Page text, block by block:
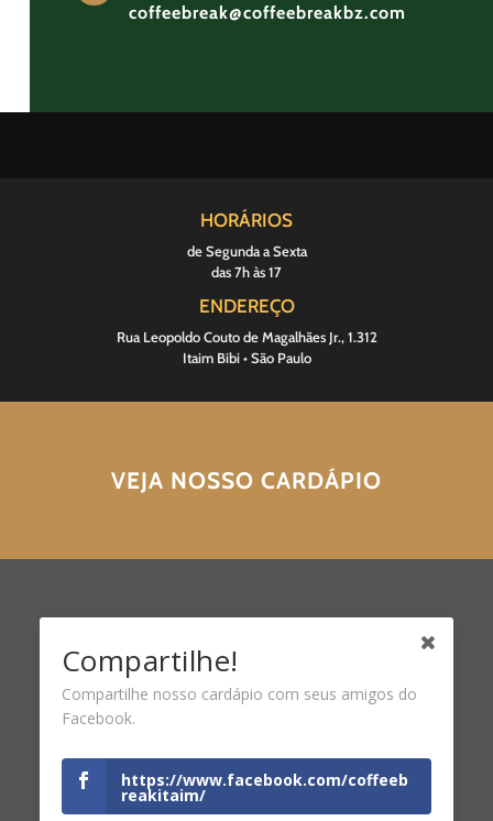
coffeebreak@coffeebreakbz.com
HORÁRIOS
de Segunda a Sexta
das 7h às 17
ENDEREÇO
Rua Leopoldo Couto de Magalhães Jr., 1.312
Itaim Bibi • São Paulo
VEJA NOSSO CARDÁPIO
Compartilhe!
Compartilhe nosso cardápio com seus amigos do
Facebook.
https://www.facebook.com/coffeeb
reakitaim/